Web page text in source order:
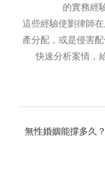
的實務經
這些經驗使劉律師
產分配，或是侵害
快速分析案情，
無性婚姻能撐多久